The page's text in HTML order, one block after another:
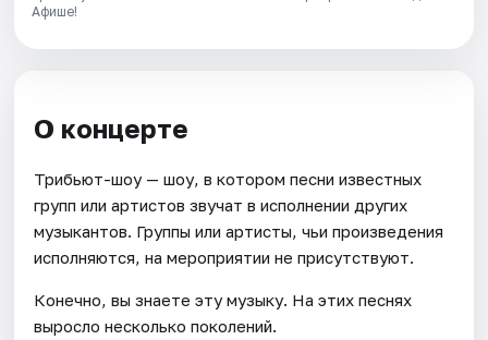
Афише!
О концерте
Трибьют-шоу — шоу, в котором песни известных
групп или артистов звучат в исполнении других
музыкантов. Группы или артисты, чьи произведения
исполняются, на мероприятии не присутствуют.
Конечно, вы знаете эту музыку. На этих песнях
выросло несколько поколений.